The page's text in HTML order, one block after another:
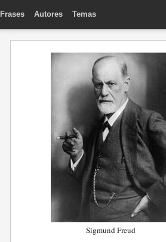
Frases Autores Temas
Sigmund Freud